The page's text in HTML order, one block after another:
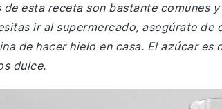
esta receta son bastante comunes
ir al supermercado, asegúrate
de hacer hielo en casa. El azúcar
dulce.